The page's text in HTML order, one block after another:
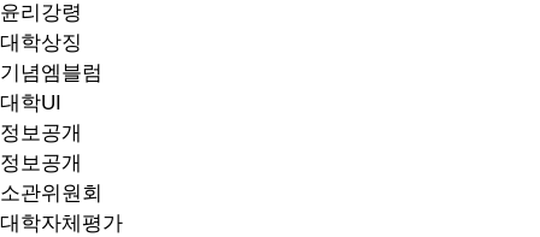
윤리강령
대학상징
기념엠블럼
대학UI
정보공개
정보공개
소관위원회
대학자체평가